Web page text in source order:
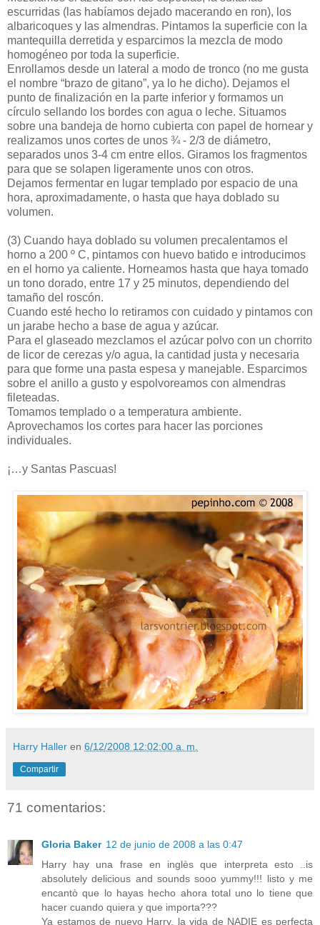
escurridas (las habíamos dejado macerando en ron), los
albaricoques y las almendras. Pintamos la superficie con la
mantequilla derretida y esparcimos la mezcla de modo
homogéneo por toda la superficie.
Enrollamos desde un lateral a modo de tronco (no me gusta
el nombre “brazo de gitano”, ya lo he dicho). Dejamos el
punto de finalización en la parte inferior y formamos un
círculo sellando los bordes con agua o leche. Situamos
sobre una bandeja de horno cubierta con papel de hornear y
realizamos unos cortes de unos ¾ - 2/3 de diámetro,
separados unos 3-4 cm entre ellos. Giramos los fragmentos
para que se solapen ligeramente unos con otros.
Dejamos fermentar en lugar templado por espacio de una
hora, aproximadamente, o hasta que haya doblado su
volumen.
(3) Cuando haya doblado su volumen precalentamos el
horno a 200 º C, pintamos con huevo batido e introducimos
en el horno ya caliente. Horneamos hasta que haya tomado
un tono dorado, entre 17 y 25 minutos, dependiendo del
tamaño del roscón.
Cuando esté hecho lo retiramos con cuidado y pintamos con
un jarabe hecho a base de agua y azúcar.
Para el glaseado mezclamos el azúcar polvo con un chorrito
de licor de cerezas y/o agua, la cantidad justa y necesaria
para que forme una pasta espesa y manejable. Esparcimos
sobre el anillo a gusto y espolvoreamos con almendras
fileteadas.
Tomamos templado o a temperatura ambiente.
Aprovechamos los cortes para hacer las porciones
individuales.
¡…y Santas Pascuas!
Harry Haller en 6/12/2008 12:02:00 a. m.
Compartir
71 comentarios:
Gloria Baker 12 de junio de 2008 a las 0:47
Harry hay una frase en inglès que interpreta esto ..is
absolutely delicious and sounds sooo yummy!!! listo y me
encantò que lo hayas hecho ahora total uno lo tiene que
hacer cuando quiera y que importa???
Ya estamos de nuevo Harry, la vida de NADIE es perfecta